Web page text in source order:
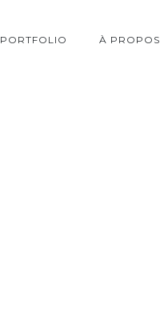
PORTFOLIO À PROPOS